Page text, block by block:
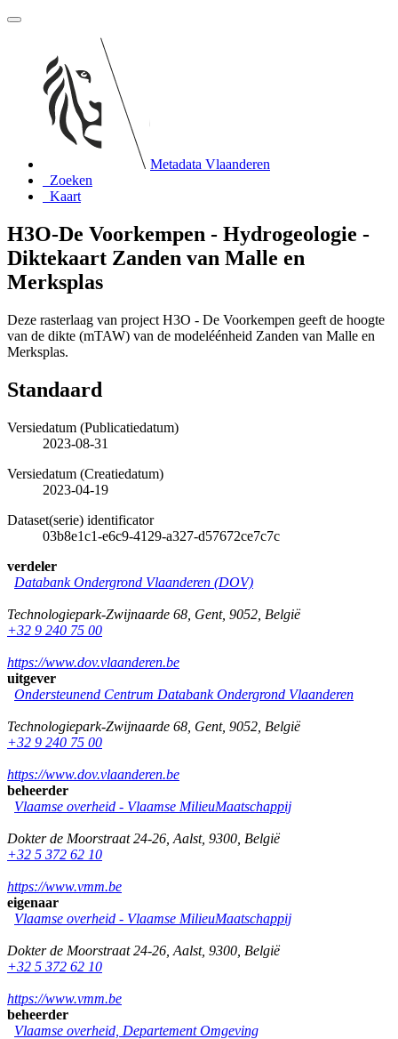
Metadata Vlaanderen
Zoeken
Kaart
H3O-De Voorkempen - Hydrogeologie -
Diktekaart Zanden van Malle en
Merksplas
Deze rasterlaag van project H3O - De Voorkempen geeft de hoogte
van de dikte (mTAW) van de modeléénheid Zanden van Malle en
Merksplas.
Standaard
Versiedatum (Publicatiedatum)
2023-08-31
Versiedatum (Creatiedatum)
2023-04-19
Dataset(serie) identificator
03b8e1c1-e6c9-4129-a327-d57672ce7c7c
verdeler
Databank Ondergrond Vlaanderen (DOV)
Technologiepark-Zwijnaarde 68 Gent, 9052 België
+32 9 240 75 00
https://www.dov.vlaanderen.be
uitgever
Ondersteunend Centrum Databank Ondergrond Vlaanderen
Technologiepark-Zwijnaarde 68 Gent, 9052 België
+32 9 240 75 00
https://www.dov.vlaanderen.be
beheerder
Vlaamse overheid - Vlaamse MilieuMaatschappij
Dokter de Moorstraat 24-26 Aalst, 9300 België
+32 5 372 62 10
https://www.vmm.be
eigenaar
Vlaamse overheid - Vlaamse MilieuMaatschappij
Dokter de Moorstraat 24-26 Aalst, 9300 België
+32 5 372 62 10
https://www.vmm.be
beheerder
Vlaamse overheid, Departement Omgeving